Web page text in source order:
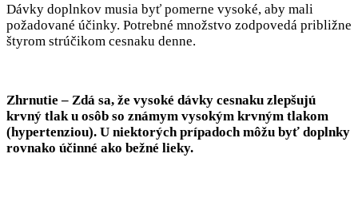
Dávky doplnkov musia byť pomerne vysoké, aby mali
požadované účinky. Potrebné množstvo zodpovedá približne
štyrom strúčikom cesnaku denne.
Zhrnutie – Zdá sa, že vysoké dávky cesnaku zlepšujú
krvný tlak u osôb so známym vysokým krvným tlakom
(hypertenziou). U niektorých prípadoch môžu byť doplnky
rovnako účinné ako bežné lieky.